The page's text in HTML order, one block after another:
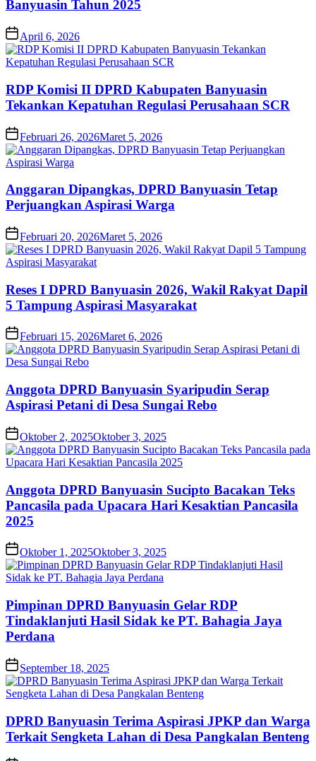
Banyuasin Tahun 2025
April 6, 2026
RDP Komisi II DPRD Kabupaten Banyuasin
Tekankan Kepatuhan Regulasi Perusahaan SCR
Februari 26, 2026Maret 5, 2026
Anggaran Dipangkas, DPRD Banyuasin Tetap
Perjuangkan Aspirasi Warga
Februari 20, 2026Maret 5, 2026
Reses I DPRD Banyuasin 2026, Wakil Rakyat Dapil
5 Tampung Aspirasi Masyarakat
Februari 15, 2026Maret 6, 2026
Anggota DPRD Banyuasin Syaripudin Serap
Aspirasi Petani di Desa Sungai Rebo
Oktober 2, 2025Oktober 3, 2025
Anggota DPRD Banyuasin Sucipto Bacakan Teks
Pancasila pada Upacara Hari Kesaktian Pancasila
2025
Oktober 1, 2025Oktober 3, 2025
Pimpinan DPRD Banyuasin Gelar RDP
Tindaklanjuti Hasil Sidak ke PT. Bahagia Jaya
Perdana
September 18, 2025
DPRD Banyuasin Terima Aspirasi JPKP dan Warga
Terkait Sengketa Lahan di Desa Pangkalan Benteng